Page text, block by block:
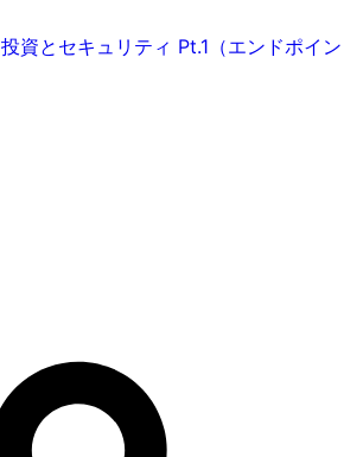
資とセキュリティ Pt.1（エンドポイン